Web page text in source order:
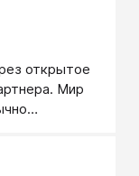
открытое
Мир